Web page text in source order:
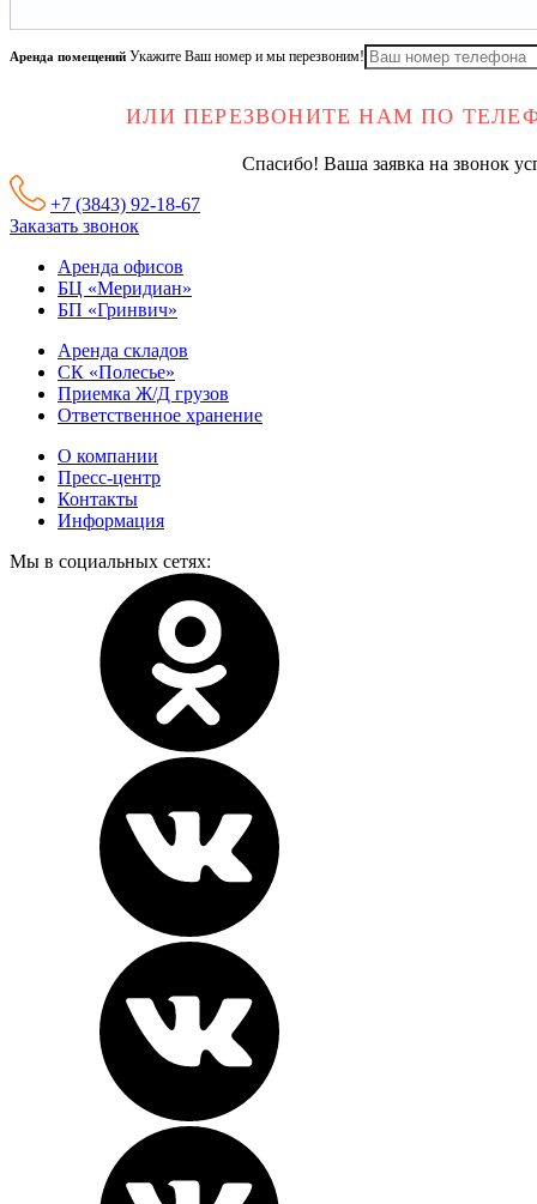
Аренда помещений Укажите Ваш номер и мы перезвоним!
ИЛИ ПЕРЕЗВОНИТЕ НАМ ПО
Спасибо! Ваша заявка на звонок
+7 (3843) 92-18-67
Заказать звонок
Аренда офисов
БЦ «Меридиан»
БП «Гринвич»
Аренда складов
СК «Полесье»
Приемка Ж/Д грузов
Ответственное хранение
О компании
Пресс-центр
Контакты
Информация
Мы в социальных сетях: